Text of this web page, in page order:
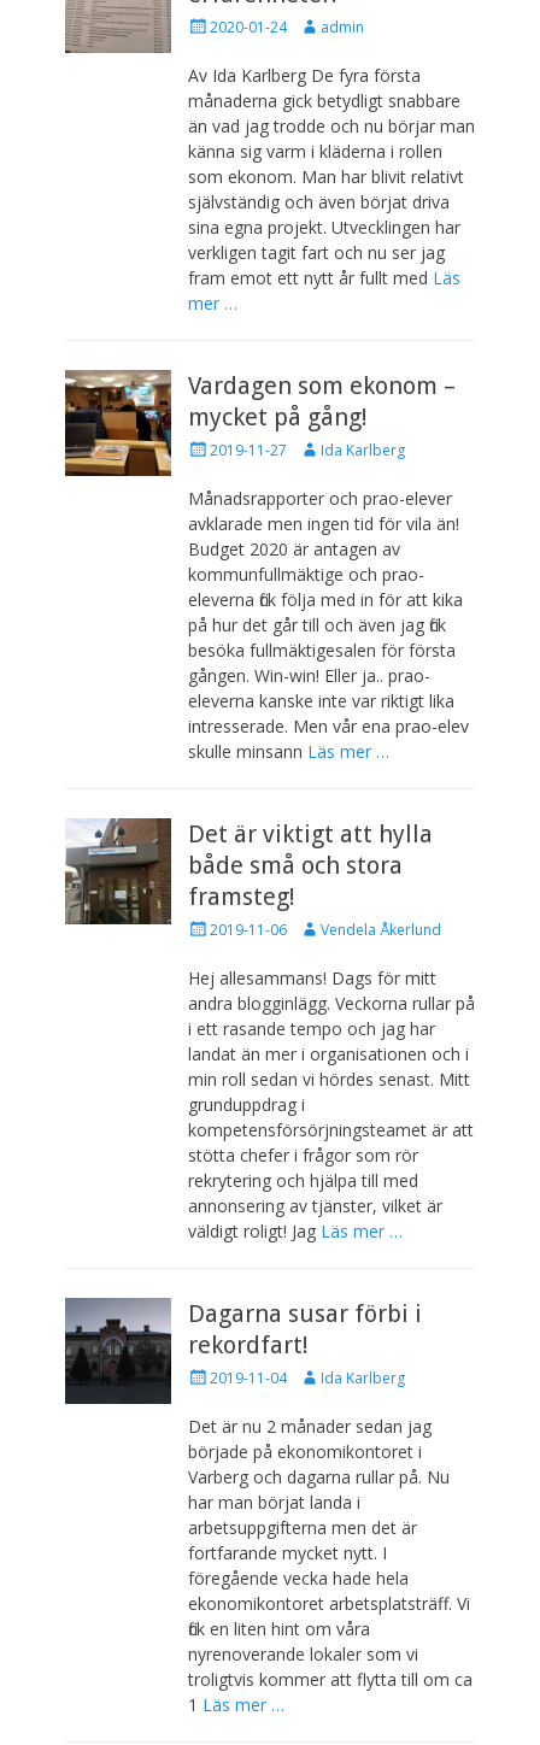
P
b
i
c
e
r
a
d
e
n
2020-01-24
F
r
f
a
t
t
a
r
e
admin
Av Ida Karlberg De fyra första
månaderna gick betydligt snabbare
än vad jag trodde och nu börjar man
känna sig varm i kläderna i rollen
som ekonom. Man har blivit relativt
självständig och även börjat driva
sina egna projekt. Utvecklingen har
verkligen tagit fart och nu ser jag
fram emot ett nytt år fullt med Läs
mer …
Vardagen som ekonom –
mycket på gång!
P
b
i
c
e
r
a
d
e
n
2019-11-27
F
r
a
t
t
a
r
e
Ida Karlberg
Månadsrapporter och prao-elever
avklarade men ingen tid för vila än!
Budget 2020 är antagen av
kommunfullmäktige och prao-
eleverna fick följa med in för att kika
på hur det går till och även jag fick
besöka fullmäktigesalen för första
gången. Win-win! Eller ja.. prao-
eleverna kanske inte var riktigt lika
intresserade. Men vår ena prao-elev
skulle minsann Läs mer …
Det är viktigt att hylla
både små och stora
framsteg!
P
b
i
c
e
r
a
d
e
n
2019-11-06
F
r
f
a
t
t
a
r
e
Vendela Åkerlund
Hej allesammans! Dags för mitt
andra blogginlägg. Veckorna rullar på
i ett rasande tempo och jag har
landat än mer i organisationen och i
min roll sedan vi hördes senast. Mitt
grunduppdrag i
kompetensförsörjningsteamet är att
stötta chefer i frågor som rör
rekrytering och hjälpa till med
annonsering av tjänster, vilket är
väldigt roligt! Jag Läs mer …
Dagarna susar förbi i
rekordfart!
P
b
l
i
c
e
r
a
d
e
n
2019-11-04
F
r
a
t
t
a
r
e
Ida Karlberg
Det är nu 2 månader sedan jag
började på ekonomikontoret i
Varberg och dagarna rullar på. Nu
har man börjat landa i
arbetsuppgifterna men det är
fortfarande mycket nytt. I
föregående vecka hade hela
ekonomikontoret arbetsplatsträff. Vi
fick en liten hint om våra
nyrenoverande lokaler som vi
troligtvis kommer att flytta till om ca
1 Läs mer …